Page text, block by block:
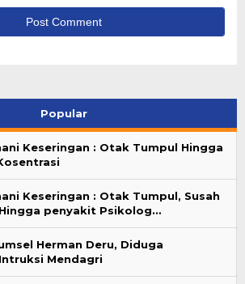
Popular
Keseringan : Otak Tumpul Hingga
Keseringan : Otak Tumpul, Susah
penyakit Psikolog…
Herman Deru, Diduga
Mendagri